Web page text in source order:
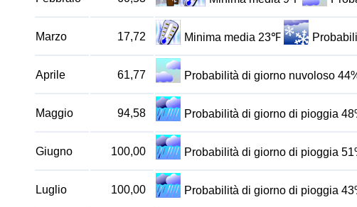
Marzo 17,72 Minima media 23℉
Aprile 61,77 Probabilità di giorno nuvoloso
Maggio 94,58 Probabilità di giorno di pioggia
Giugno 100,00 Probabilità di giorno di pioggia
Luglio 100,00 Probabilità di giorno di pioggia